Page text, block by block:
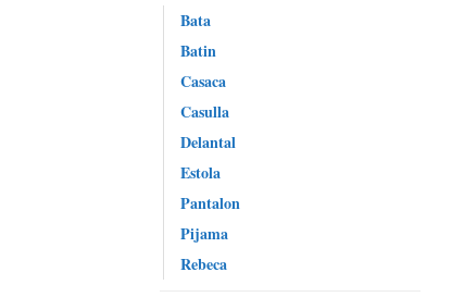
Bata
Batin
Casaca
Casulla
Delantal
Estola
Pantalon
Pijama
Rebeca